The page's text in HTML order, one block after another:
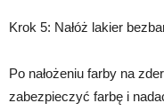
Krok 5: Nałóż lakier
Po nałożeniu farby na
zabezpieczyć farbę i